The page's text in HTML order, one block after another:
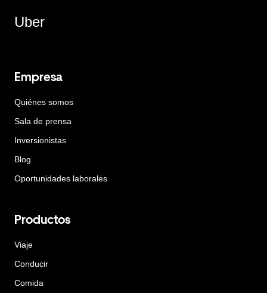
Uber
Empresa
Quiénes somos
Sala de prensa
Inversionistas
Blog
Oportunidades laborales
Productos
Viaje
Conducir
Comida